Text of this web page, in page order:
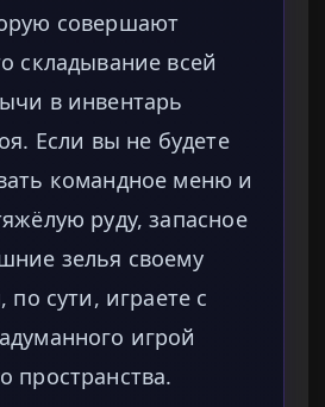
совершают
складывание всей
в инвентарь
Если вы не будете
командное меню и
руду, запасное
зелья своему
по сути, играете с
игрой
пространства.